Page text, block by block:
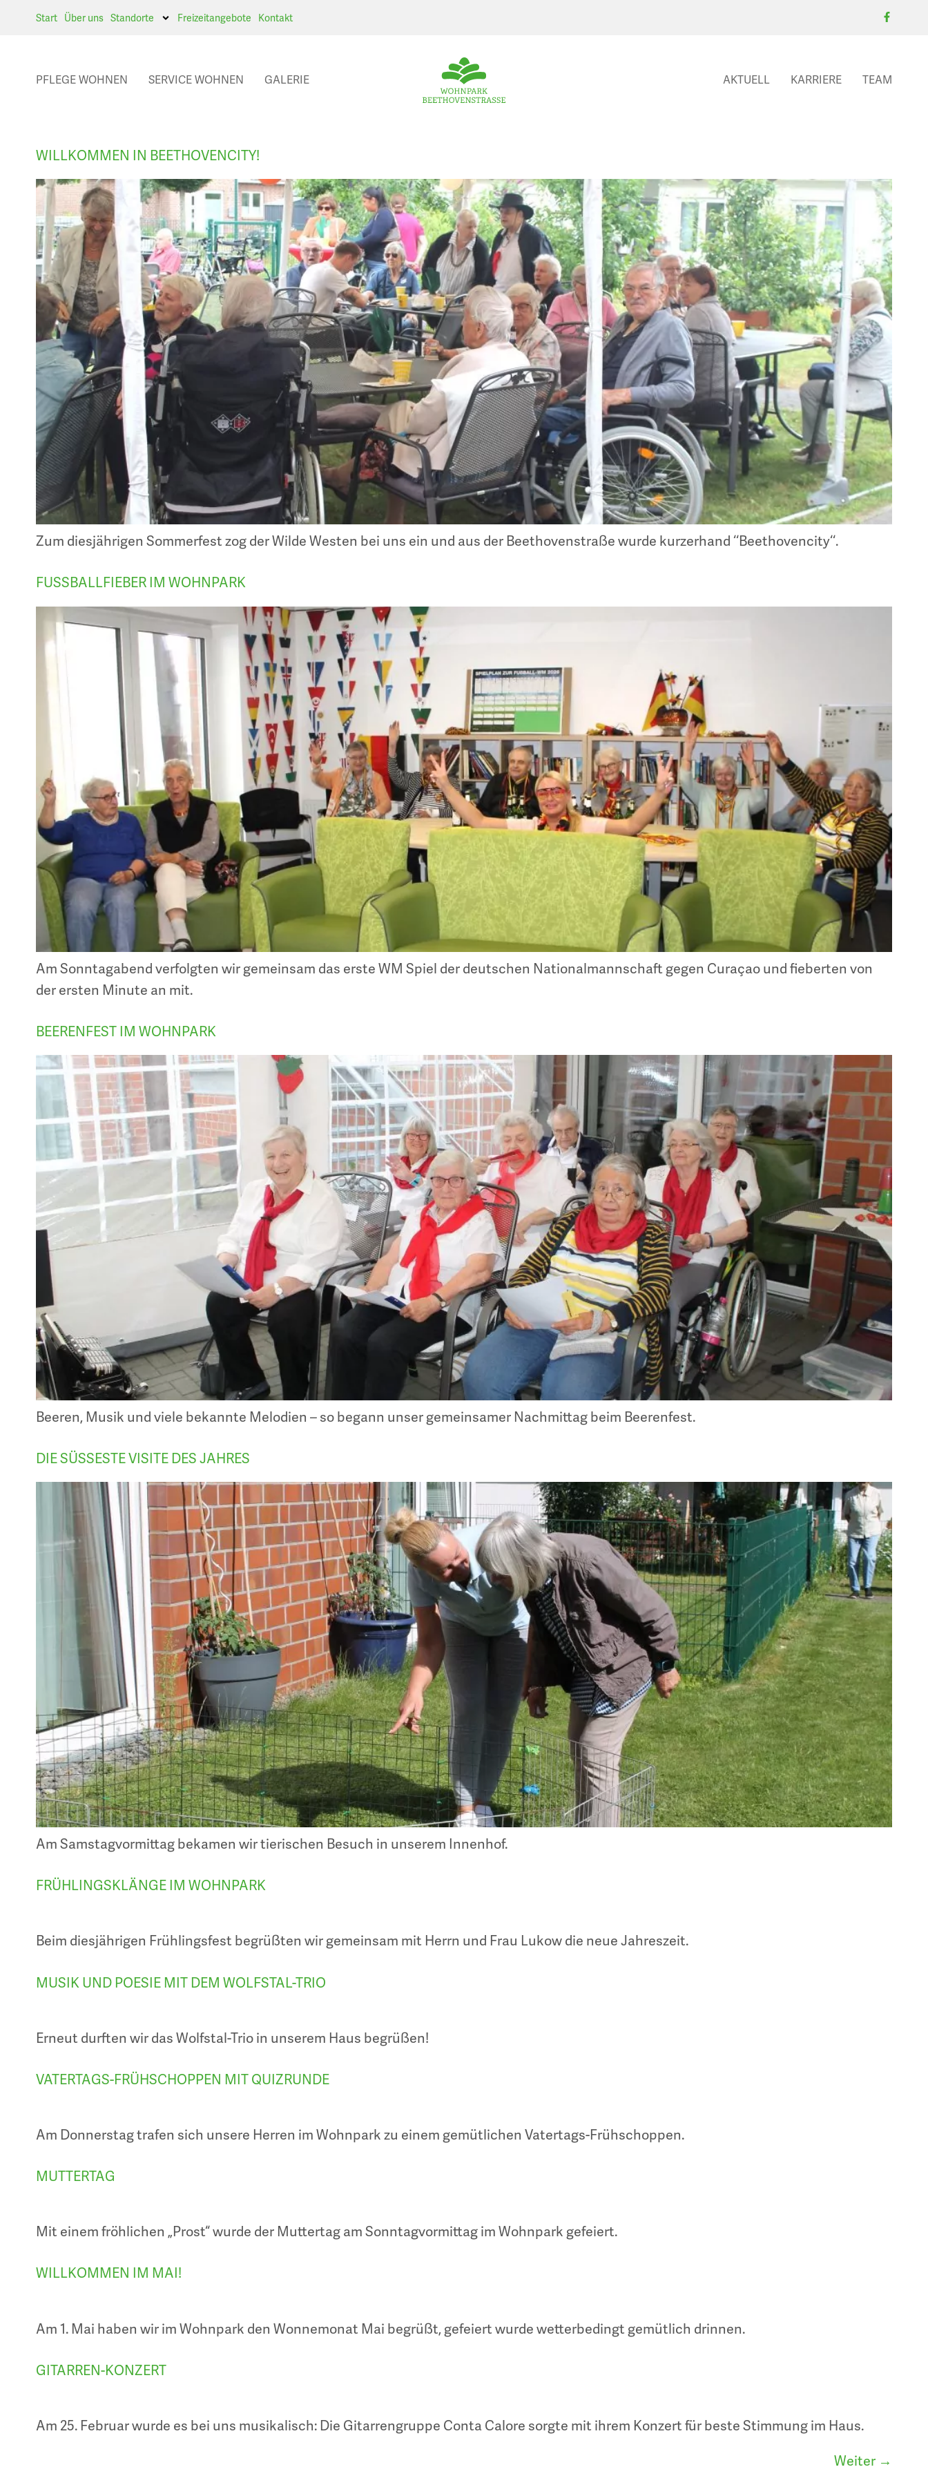
Start Über uns Standorte Freizeitangebote Kontakt
PFLEGE WOHNEN SERVICE WOHNEN GALERIE AKTUELL KARRIERE TEAM
WILLKOMMEN IN BEETHOVENCITY!
Zum diesjährigen Sommerfest zog der Wilde Westen bei uns ein und aus der Beethovenstraße wurde kurzerhand ‘‘Beethovencity‘‘.
FUSSBALLFIEBER IM WOHNPARK
Am Sonntagabend verfolgten wir gemeinsam das erste WM Spiel der deutschen Nationalmannschaft gegen Curaçao und fieberten von
der ersten Minute an mit.
BEERENFEST IM WOHNPARK
Beeren, Musik und viele bekannte Melodien – so begann unser gemeinsamer Nachmittag beim Beerenfest.
DIE SÜSSESTE VISITE DES JAHRES
Am Samstagvormittag bekamen wir tierischen Besuch in unserem Innenhof.
FRÜHLINGSKLÄNGE IM WOHNPARK
Beim diesjährigen Frühlingsfest begrüßten wir gemeinsam mit Herrn und Frau Lukow die neue Jahreszeit.
MUSIK UND POESIE MIT DEM WOLFSTAL-TRIO
Erneut durften wir das Wolfstal-Trio in unserem Haus begrüßen!
VATERTAGS-FRÜHSCHOPPEN MIT QUIZRUNDE
Am Donnerstag trafen sich unsere Herren im Wohnpark zu einem gemütlichen Vatertags-Frühschoppen.
MUTTERTAG
Mit einem fröhlichen „Prost“ wurde der Muttertag am Sonntagvormittag im Wohnpark gefeiert.
WILLKOMMEN IM MAI!
Am 1. Mai haben wir im Wohnpark den Wonnemonat Mai begrüßt, gefeiert wurde wetterbedingt gemütlich drinnen.
GITARREN-KONZERT
Am 25. Februar wurde es bei uns musikalisch: Die Gitarrengruppe Conta Calore sorgte mit ihrem Konzert für beste Stimmung im Haus.
Weiter →